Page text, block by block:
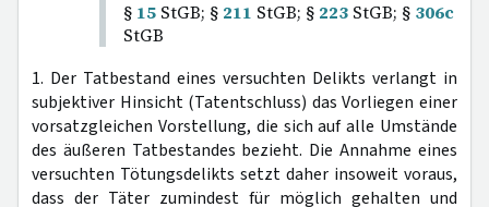
§ 15 StGB; § 211 StGB; § 223 StGB; § 306c
StGB
1. Der Tatbestand eines versuchten Delikts verlangt in
subjektiver Hinsicht (Tatentschluss) das Vorliegen einer
vorsatzgleichen Vorstellung, die sich auf alle Umstände
des äußeren Tatbestandes bezieht. Die Annahme eines
versuchten Tötungsdelikts setzt daher insoweit voraus,
dass der Täter zumindest für möglich gehalten und